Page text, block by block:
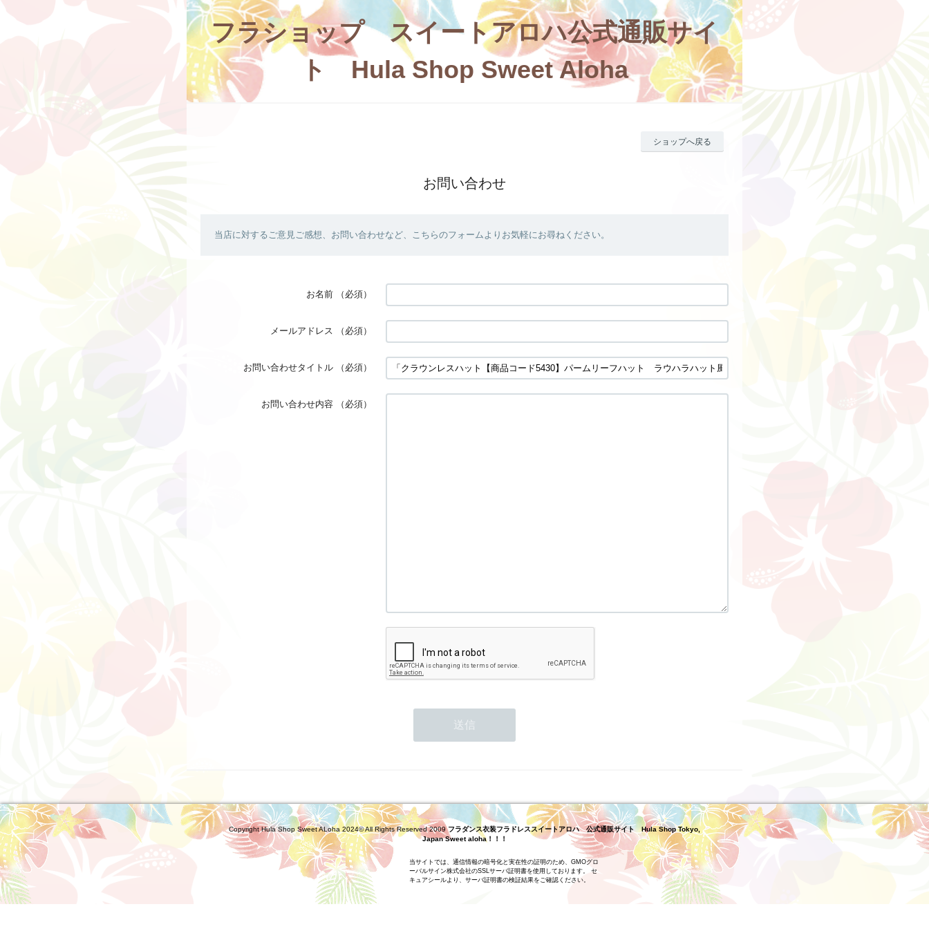
フラショップ スイートアロハ公式通販サイ
ト Hula Shop Sweet Aloha
ショップへ戻る
お問い合わせ
当店に対するご意見ご感想、お問い合わせなど、こちらのフォームよりお気軽にお尋ねください。
お名前 （必須）
メールアドレス （必須）
お問い合わせタイトル （必須）
お問い合わせ内容 （必須）
Copyright Hula Shop Sweet ALoha 2024© All Rights Reserved 2009フラダンス衣装フラドレススイートアロハ 公式通販サイト Hula Shop Tokyo,
Japan Sweet aloha！！！
当サイトでは、通信情報の暗号化と実在性の証明のため、GMOグロ
ーバルサイン株式会社のSSLサーバ証明書を使用しております。 セ
キュアシールより、サーバ証明書の検証結果をご確認ください。